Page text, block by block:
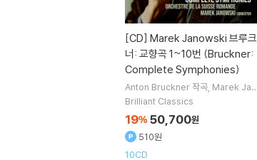
[CD] Marek Janowski 브루크
너: 교향곡 1~10번 (Bruckner:
Complete Symphonies)
Anton Bruckner 작곡 Marek Jan
owski지휘 Orchestre de la Suis
Brilliant Classics
19% 50,700원
510원
10CD